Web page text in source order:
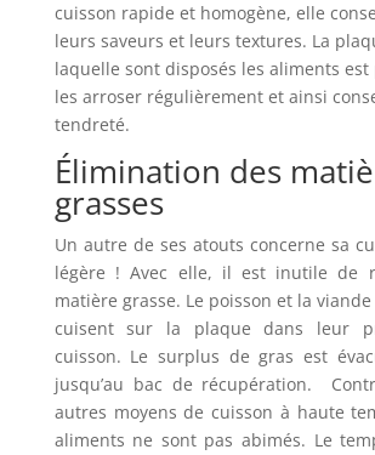
cuisson rapide et homogène, elle
leurs saveurs et leurs textures. La
laquelle sont disposés les aliments
les arroser régulièrement et ainsi
tendreté.
Élimination des
grasses
Un autre de ses atouts concerne sa
légère ! Avec elle, il est inutile de
matière grasse. Le poisson et la
cuisent sur la plaque dans leur
cuisson. Le surplus de gras est
jusqu’au bac de récupération.
autres moyens de cuisson à haute
aliments ne sont pas abimés. Le